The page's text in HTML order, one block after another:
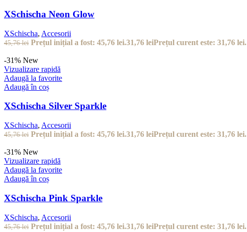
XSchischa Neon Glow
XSchischa, Accesorii
45,76lei Prețul inițial a fost: 45,76 lei.31,76 leiPrețul curent este: 31,76 lei.
-31% New
Vizualizare rapidă
Adaugă la favorite
Adaugă în coș
XSchischa Silver Sparkle
XSchischa, Accesorii
45,76lei Prețul inițial a fost: 45,76 lei.31,76 leiPrețul curent este: 31,76 lei.
-31% New
Vizualizare rapidă
Adaugă la favorite
Adaugă în coș
XSchischa Pink Sparkle
XSchischa, Accesorii
45,76lei Prețul inițial a fost: 45,76 lei.31,76 leiPrețul curent este: 31,76 lei.